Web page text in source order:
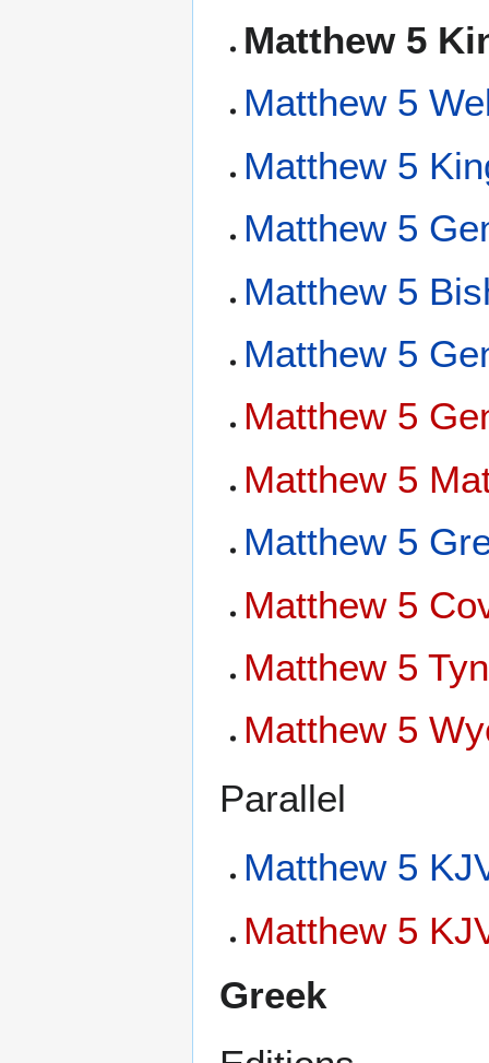
Matthew 5
Matthew 5
Matthew 5
Matthew 5
Matthew 5
Matthew 5
Matthew 5
Matthew 5
Matthew 5
Matthew 5
Matthew 5
Matthew 5
Parallel
Matthew 5
Matthew 5
Greek